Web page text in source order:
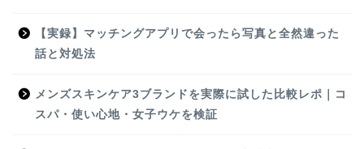
【実録】マッチングアプリで会ったら写真と全然違った
話と対処法
メンズスキンケア3ブランドを実際に試した比較レポ｜コ
スパ・使い心地・女子ウケを検証